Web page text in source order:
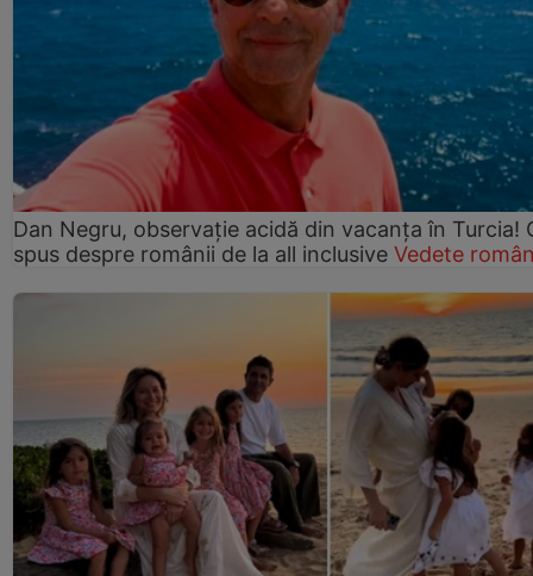
Dan Negru, observație acidă din vacanța în Turcia!
spus despre românii de la all inclusive Vedete